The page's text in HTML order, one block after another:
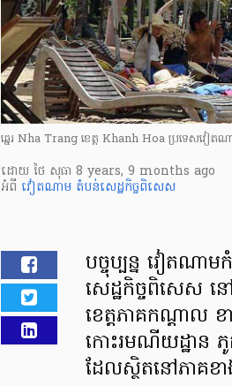
ឆ្នេរ​ Nha Trang ខេត្ត​​ Khanh Hoa ប្រទេស​វៀត
ដោយ ថៃ សុធា 8 years, 9 months ago
អំពី វៀតណាម តំបន់សេដ្ឋកិច្ចពិសេស
បច្ចុប្បន្ន វៀតណា
សេដ្ឋកិច្ច​ពិសេស ន
ខេត្ត​ភាគកណ្ដាល
កោះរមណីយដ្ឋាន
ដែល​ស្ថិត​នៅភាគ​ខ